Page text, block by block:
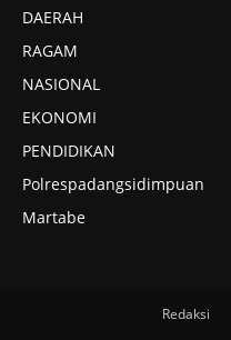
DAERAH
RAGAM
NASIONAL
EKONOMI
PENDIDIKAN
Polrespadangsidimpuan
Martabe
Redaksi